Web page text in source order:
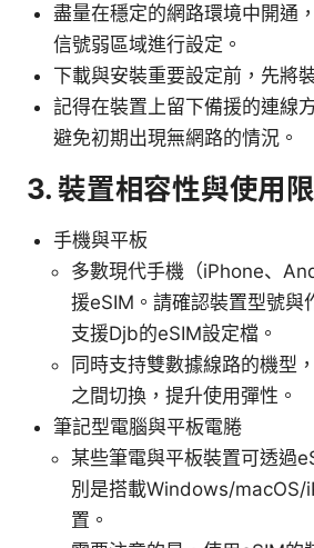
盡量在穩定的網路環境中開通
信號弱區域進行設定。
下載與安裝重要設定前，先將
記得在裝置上留下備援的連線
避免初期出現無網路的情況。
3. 裝置相容性與使用
手機與平板
多數現代手機（iPhone、
援eSIM。請確認裝置型號與
支援Djb的eSIM設定檔。
同時支持雙數據線路的機型
之間切換，提升使用彈性。
筆記型電腦與平板電腃
某些筆電與平板裝置可透過
別是搭載Windows/macOS/
置。